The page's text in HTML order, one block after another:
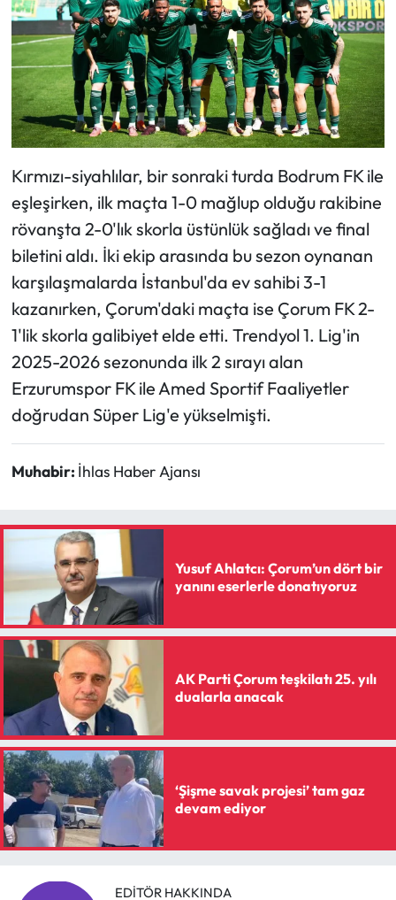
Kırmızı-siyahlılar, bir sonraki turda Bodrum FK ile
eşleşirken, ilk maçta 1-0 mağlup olduğu rakibine
rövanşta 2-0'lık skorla üstünlük sağladı ve final
biletini aldı. İki ekip arasında bu sezon oynanan
karşılaşmalarda İstanbul'da ev sahibi 3-1
kazanırken, Çorum'daki maçta ise Çorum FK 2-
1'lik skorla galibiyet elde etti. Trendyol 1. Lig'in
2025-2026 sezonunda ilk 2 sırayı alan
Erzurumspor FK ile Amed Sportif Faaliyetler
doğrudan Süper Lig'e yükselmişti.
Muhabir: İhlas Haber Ajansı
Yusuf Ahlatcı: Çorum’un dört bir
yanını eserlerle donatıyoruz
AK Parti Çorum teşkilatı 25. yılı
dualarla anacak
‘Şişme savak projesi’ tam gaz
devam ediyor
EDITÖR HAKKINDA
Resmi Reklam
Sağlık
Siyaset
Sungurlu Haberleri
Turizm
Uğurludağ Haberleri
Yaşam
Yayla Haber
Yemek Tarifleri
Yerel Haberler